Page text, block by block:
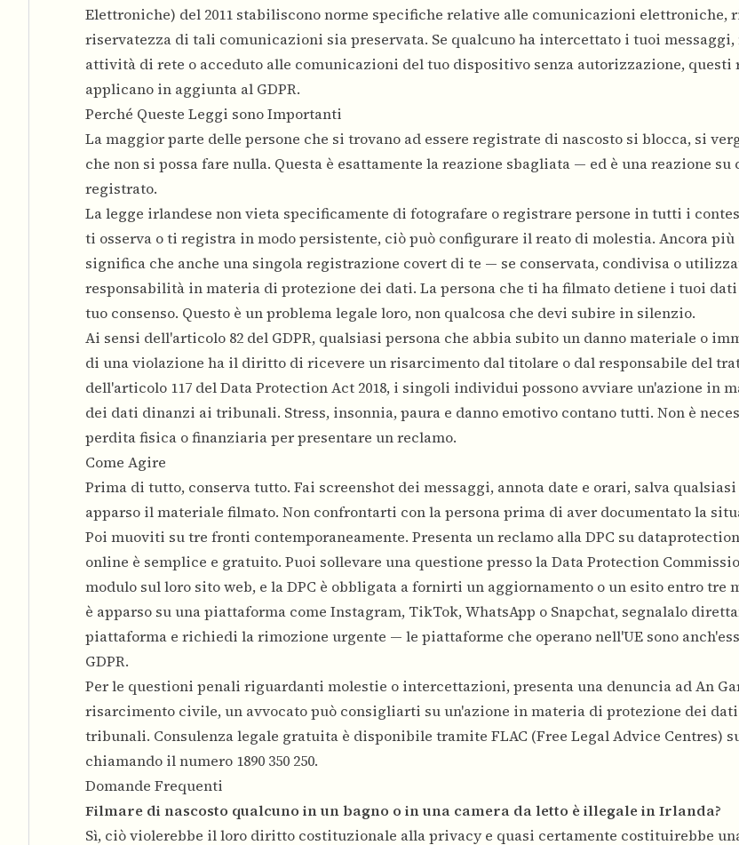
Elettroniche) del 2011 stabiliscono norme specifiche relative alle comunicazioni elettroniche,
riservatezza di tali comunicazioni sia preservata. Se qualcuno ha intercettato i tuoi
attività di rete o acceduto alle comunicazioni del tuo dispositivo senza autorizzazione, questi
applicano in aggiunta al GDPR.
Perché Queste Leggi sono Importanti
La maggior parte delle persone che si trovano ad essere registrate di nascosto si blocca, si
che non si possa fare nulla. Questa è esattamente la reazione sbagliata — ed è una reazione
registrato.
La legge irlandese non vieta specificamente di fotografare o registrare persone in tutti i
ti osserva o ti registra in modo persistente, ciò può configurare il reato di molestia. Ancora più
significa che anche una singola registrazione covert di te — se conservata, condivisa o
responsabilità in materia di protezione dei dati. La persona che ti ha filmato detiene i tuoi
tuo consenso. Questo è un problema legale loro, non qualcosa che devi subire in silenzio.
Ai sensi dell'articolo 82 del GDPR, qualsiasi persona che abbia subito un danno materiale o
di una violazione ha il diritto di ricevere un risarcimento dal titolare o dal responsabile del
dell'articolo 117 del Data Protection Act 2018, i singoli individui possono avviare un'azione in
dei dati dinanzi ai tribunali. Stress, insonnia, paura e danno emotivo contano tutti. Non è
perdita fisica o finanziaria per presentare un reclamo.
Come Agire
Prima di tutto, conserva tutto. Fai screenshot dei messaggi, annota date e orari, salva
apparso il materiale filmato. Non confrontarti con la persona prima di aver documentato la
Poi muoviti su tre fronti contemporaneamente. Presenta un reclamo alla DPC su
online è semplice e gratuito. Puoi sollevare una questione presso la Data Protection
modulo sul loro sito web, e la DPC è obbligata a fornirti un aggiornamento o un esito entro tre
è apparso su una piattaforma come Instagram, TikTok, WhatsApp o Snapchat, segnalalo
piattaforma e richiedi la rimozione urgente — le piattaforme che operano nell'UE sono
GDPR.
Per le questioni penali riguardanti molestie o intercettazioni, presenta una denuncia ad An
risarcimento civile, un avvocato può consigliarti su un'azione in materia di protezione dei
tribunali. Consulenza legale gratuita è disponibile tramite FLAC (Free Legal Advice Centres)
chiamando il numero 1890 350 250.
Domande Frequenti
Filmare di nascosto qualcuno in un bagno o in una camera da letto è illegale in Irlanda?
Sì, ciò violerebbe il loro diritto costituzionale alla privacy e quasi certamente costituirebbe